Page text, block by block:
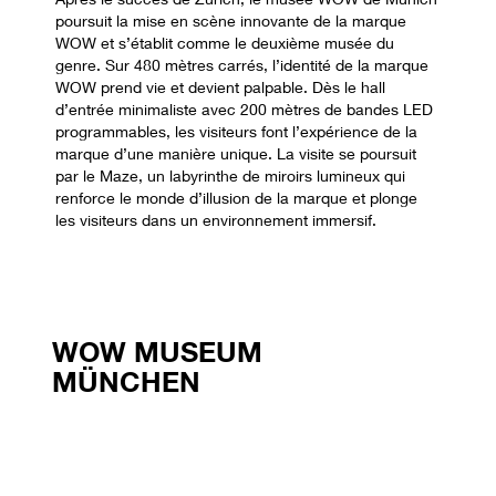
poursuit la mise en scène innovante de la marque
WOW et s’établit comme le deuxième musée du
genre. Sur 480 mètres carrés, l’identité de la marque
WOW prend vie et devient palpable. Dès le hall
d’entrée minimaliste avec 200 mètres de bandes LED
programmables, les visiteurs font l’expérience de la
marque d’une manière unique. La visite se poursuit
par le Maze, un labyrinthe de miroirs lumineux qui
renforce le monde d’illusion de la marque et plonge
les visiteurs dans un environnement immersif.
WOW MUSEUM
MÜNCHEN